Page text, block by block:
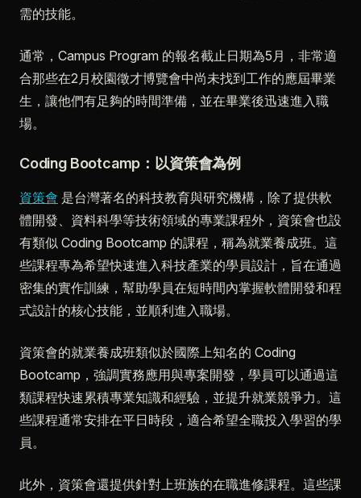
需的技能。
通常，Campus Program 的報名截止日期為5月，非常適
合那些在2月校園徵才博覽會中尚未找到工作的應屆畢業
生，讓他們有足夠的時間準備，並在畢業後迅速進入職
場。
Coding Bootcamp：以資策會為例
資策會 是台灣著名的科技教育與研究機構，除了提供軟
體開發、資料科學等技術領域的專業課程外，資策會也設
有類似 Coding Bootcamp 的課程，稱為就業養成班。這
些課程專為希望快速進入科技產業的學員設計，旨在通過
密集的實作訓練，幫助學員在短時間內掌握軟體開發和程
式設計的核心技能，並順利進入職場。
資策會的就業養成班類似於國際上知名的 Coding
Bootcamp，強調實務應用與專案開發，學員可以通過這
類課程快速累積專業知識和經驗，並提升就業競爭力。這
些課程通常安排在平日時段，適合希望全職投入學習的學
員。
此外，資策會還提供針對上班族的在職進修課程。這些課